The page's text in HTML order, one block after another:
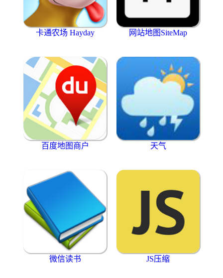
卡通农场 Hayday 网站地图SiteMap
百度地图商户 天气
微信读书 JS压缩